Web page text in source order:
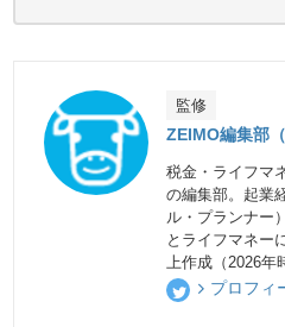
監修
ZEIMO編集部
税金・ライフマ
の編集部。起業
ル・プランナー
とライフマネー
上作成（2026年
プロフィ